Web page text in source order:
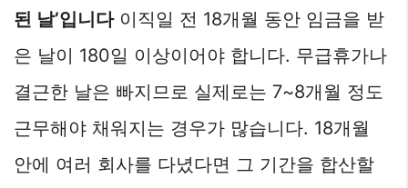
된 날’입니다이직일 전 18개월 동안 임금을 받
은 날이 180일 이상이어야 합니다. 무급휴가나
결근한 날은 빠지므로 실제로는 7~8개월 정도
근무해야 채워지는 경우가 많습니다. 18개월
안에 여러 회사를 다녔다면 그 기간을 합산할